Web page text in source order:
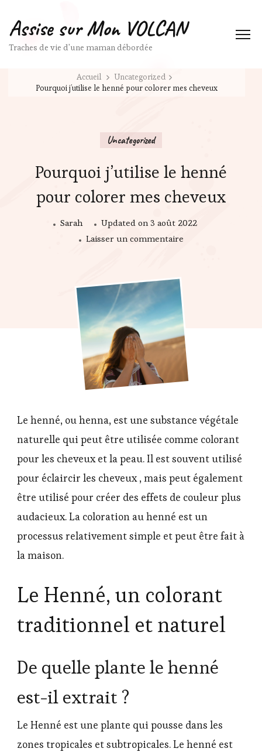
Assise sur Mon VOLCAN
Traches de vie d'une maman débordée
Accueil
Uncategorized
Pourquoi j’utilise le henné pour colorer mes cheveux
Uncategorized
Pourquoi j’utilise le henné
pour colorer mes cheveux
Sarah Updated on3 août 2022
Laisser un commentairesur
pour
colorer
mes
cheveux
Le henné, ou henna, est une substance végétale
naturelle qui peut être utilisée comme colorant
pour les cheveux et la peau. Il est souvent utilisé
pour éclaircir les cheveux , mais peut également
être utilisé pour créer des effets de couleur plus
audacieux. La coloration au henné est un
processus relativement simple et peut être fait à
la maison.
Le Henné, un colorant
traditionnel et naturel
De quelle plante le henné
est-il extrait ?
Le Henné est une plante qui pousse dans les
zones tropicales et subtropicales. Le henné est